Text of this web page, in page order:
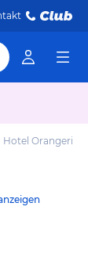
Hotel Orangerie